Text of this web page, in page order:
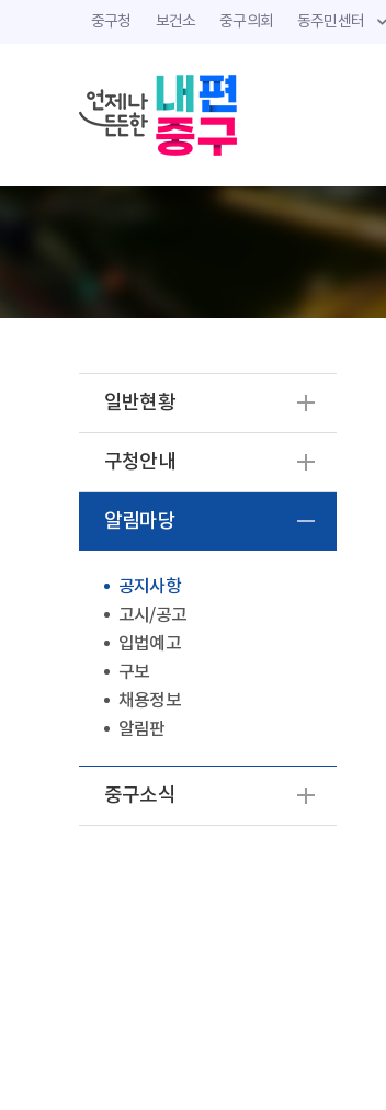
중구청 보건소 중구의회 동주민센터
일반현황
구청안내
알림마당
공지사항
고시/공고
입법예고
구보
채용정보
알림판
중구소식